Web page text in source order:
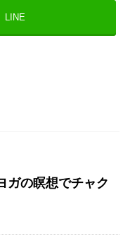
LINE
ガの瞑想でチャク